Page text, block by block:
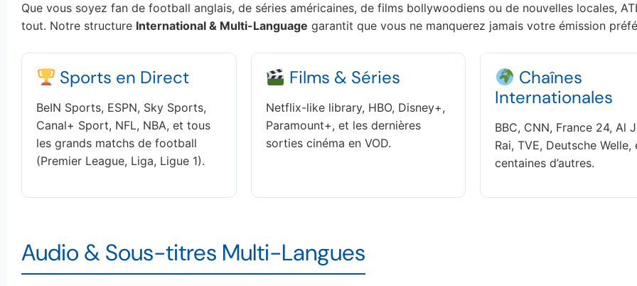
Que vous soyez fan de football anglais, de séries américaines, de films bollywoodiens ou de nouvelles locales,
tout. Notre structure International & Multi-Language garantit que vous ne manquerez jamais votre émission
Sports en Direct
BeIN Sports, ESPN, Sky Sports,
Canal+ Sport, NFL, NBA, et tous
les grands matchs de football
(Premier League, Liga, Ligue 1).
Films & Séries
Netflix-like library, HBO, Disney+,
Paramount+, et les dernières
sorties cinéma en VOD.
Chaînes
Internationales
BBC, CNN, France 24, Al
Rai, TVE, Deutsche Welle,
centaines d’autres.
Audio & Sous-titres Multi-Langues